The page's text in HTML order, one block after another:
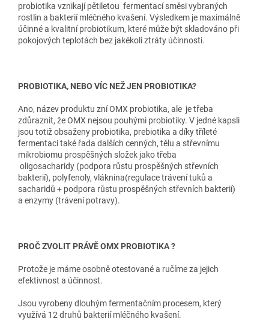
probiotika vznikají pětiletou fermentací směsi vybraných
rostlin a bakterií mléčného kvašení. Výsledkem je maximálně
účinné a kvalitní probiotikum, které může být skladováno při
pokojových teplotách bez jakékoli ztráty účinnosti.
PROBIOTIKA, NEBO VÍC NEŽ JEN PROBIOTIKA?
Ano, název produktu zní OMX probiotika, ale je třeba
zdůraznit, že OMX nejsou pouhými probiotiky. V jedné kapsli
jsou totiž obsaženy probiotika, prebiotika a díky tříleté
fermentaci také řada dalších cenných, tělu a střevnímu
mikrobiomu prospěšných složek jako třeba
oligosacharidy (podpora růstu prospěšných střevních
bakterií), polyfenoly, vláknina(regulace trávení tuků a
sacharidů + podpora růstu prospěšných střevních bakterií)
a enzymy (trávení potravy).
PROČ ZVOLIT PRÁVĚ OMX PROBIOTIKA ?
Protože je máme osobně otestované a ručíme za jejich
efektivnost a účinnost.
Jsou vyrobeny dlouhým fermentačním procesem, který
využívá 12 druhů bakterií mléčného kvašení.